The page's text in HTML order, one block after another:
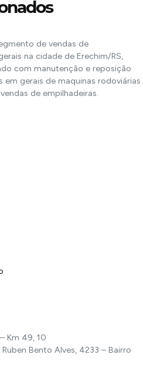
de vendas de
na cidade de Erechim/RS,
com manutenção e reposição
em gerais de maquinas rodoviárias
de empilhadeiras.
Km 49, 10
Bento Alves, 4233 – Bairro